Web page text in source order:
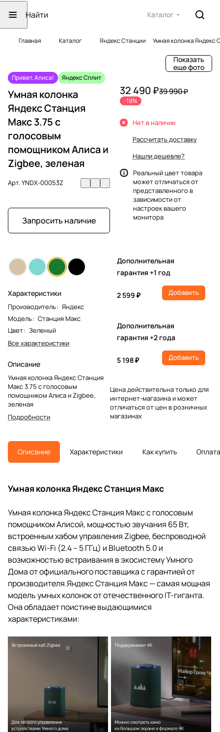
Каталог
Главная Каталог Яндекс Станции Умная колонка Яндекс
Показать
еще фото
Привет, Алиса! Яндекс Сплит
Умная колонка
Яндекс Станция
Макс 3.75 с
голосовым
помощником Алиса и
Zigbee, зеленая
Арт.YNDX-00053Z
Запросить наличие
Характеристики
Производитель: Яндекс
Модель: Станция Макс
Цвет: Зеленый
Все характеристики
Описание
Умная колонка Яндекс Станция
Макс 3.75 с голосовым
помощником Алиса и Zigbee,
зеленая
Подробности
32 490 ₽39 990 ₽
-19%
Нет в наличии
Рассчитать доставку
Нашли дешевле?
Реальный цвет товара
может отличаться от
представленного в
зависимости от
настроек вашего
монитора
Дополнительная
гарантия +1 год
2 599 ₽ Добавить
Дополнительная
гарантия +2 года
5 198 ₽ Добавить
Цена действительна только для
интернет-магазина и может
отличаться от цен в розничных
магазинах
Описание Характеристики Как купить Оплата
Умная колонка Яндекс Станция Макс
Умная колонка Яндекс Станция Макс с голосовым
помощником Алисой, мощностью звучания 65 Вт,
встроенным хабом управления Zigbee, беспроводной
связью Wi-Fi (2.4 – 5 ГГц) и Bluetooth 5.0 и
возможностью встраивания в экосистему Умного
Дома от официального поставщика с гарантией от
производителя.Яндекс Станция Макс — самая мощная
модель умных колонок от отечественного IT-гиганта.
Она обладает поистине выдающимися
характеристиками: